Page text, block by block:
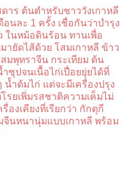
ดาร ต้นตำหรับชาววังเกาหลี
นละ 1 ครั้ง เชื่อกันว่าบำรุง
ในหม้อดินร้อน ทานเพื่อ
ยัดไส้ด้วย โสมเกาหลี ข้าว
มพุทราจีน กระเทียม ต้น
ซุปจนเนื้อไก่เปื่อยยุ่ยได้ที่
ำต้มไก่ แต่จะมีเครื่องปรุง
รยเพิ่มรสชาติความเค็มไม่
องเคียงที่เรียกว่า กักตุกี
จีนหนานุ่มแบบเกาหลี พร้อม